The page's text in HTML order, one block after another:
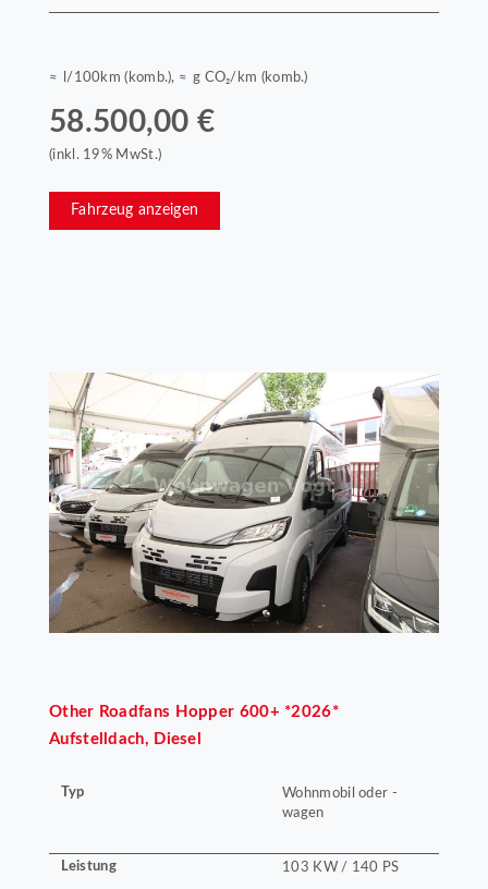
≈ l/100km (komb.), ≈ g CO₂/km (komb.)
58.500,00 €
(inkl. 19% MwSt.)
Fahrzeug anzeigen
Other Roadfans Hopper 600+ *2026*
Aufstelldach, Diesel
Typ
Wohnmobil oder -
wagen
Leistung 103 KW / 140 PS